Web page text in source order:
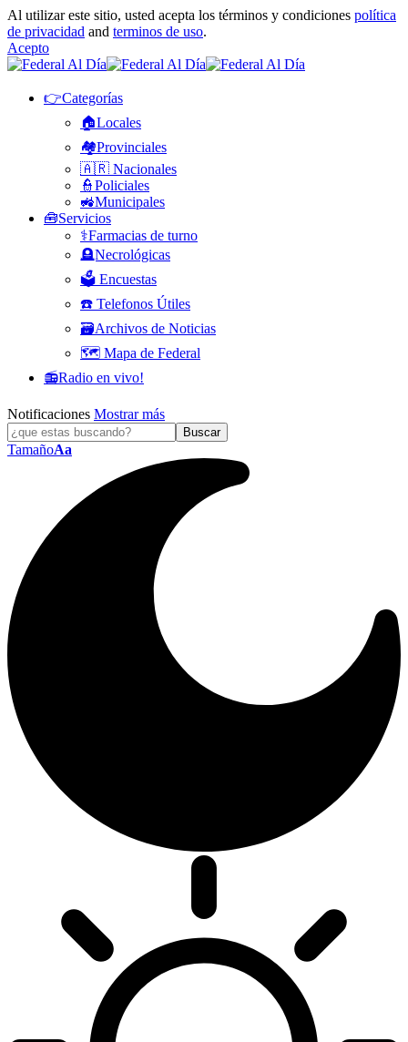
Al utilizar este sitio, usted acepta los términos y condiciones política
de privacidad and terminos de uso.
Acepto
👉Categorías
🏠Locales
🏘️Provinciales
🇦🇷 Nacionales
👮Policiales
🚜Municipales
🧰Servicios
⚕️Farmacias de turno
🪦Necrológicas
🗳️ Encuestas
☎️ Telefonos Útiles
🗃️Archivos de Noticias
🗺️ Mapa de Federal
📻Radio en vivo!
Notificaciones Mostrar más
TamañoAa